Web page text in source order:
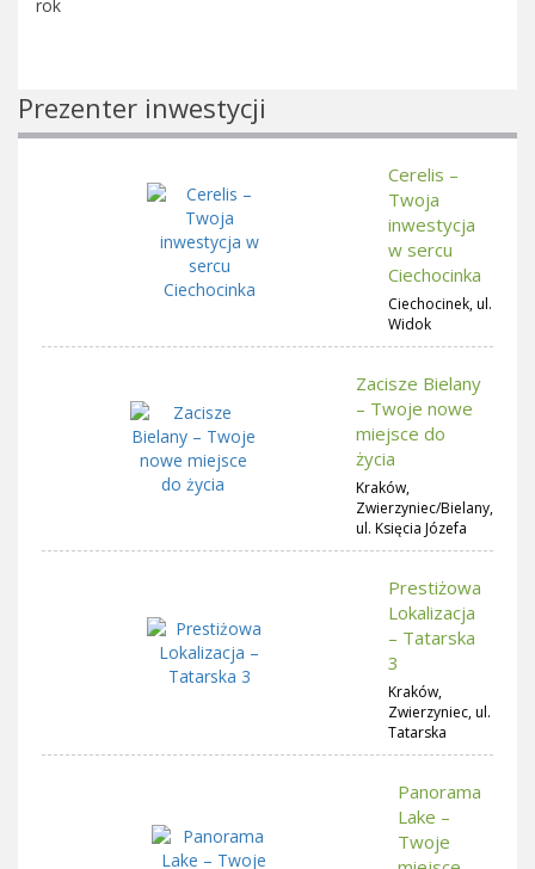
rok
Prezenter inwestycji
Cerelis –
Twoja
inwestycja
w sercu
Ciechocinka
Ciechocinek, ul.
Widok
Zacisze Bielany
– Twoje nowe
miejsce do
życia
Kraków,
Zwierzyniec/Bielany,
ul. Księcia Józefa
Prestiżowa
Lokalizacja
– Tatarska
3
Kraków,
Zwierzyniec, ul.
Tatarska
Panorama
Lake –
Twoje